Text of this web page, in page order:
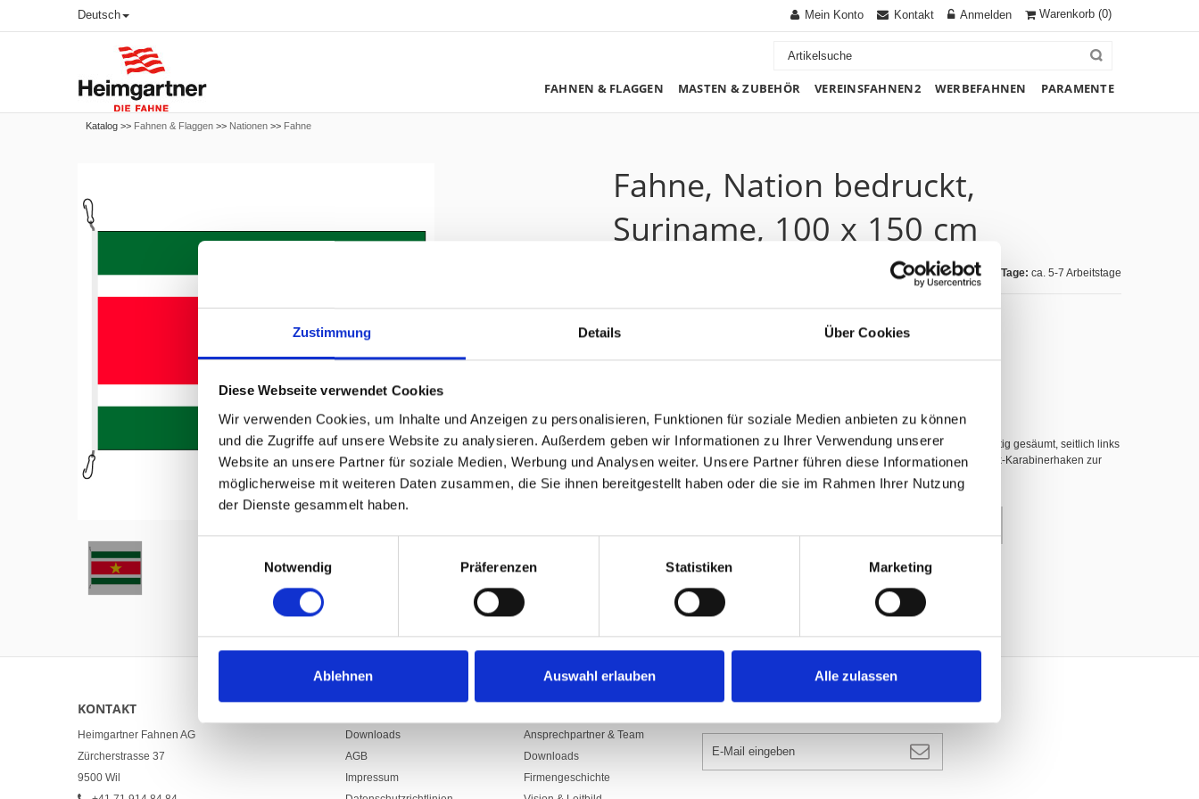
Zustimmung Details Über Cookies
Diese Webseite verwendet Cookies
Wir verwenden Cookies, um Inhalte und Anzeigen zu personalisieren, Funktionen für soziale Medien anbieten zu können
und die Zugriffe auf unsere Website zu analysieren. Außerdem geben wir Informationen zu Ihrer Verwendung unserer
Website an unsere Partner für soziale Medien, Werbung und Analysen weiter. Unsere Partner führen diese Informationen
möglicherweise mit weiteren Daten zusammen, die Sie ihnen bereitgestellt haben oder die sie im Rahmen Ihrer Nutzung
der Dienste gesammelt haben.
Notwendig
Präferenzen Statistiken Marketing
Ablehnen Auswahl erlauben Alle zulassen
Deutsch Warenkorb (0)
Mein Konto Kontakt Anmelden
FAHNEN & FLAGGEN MASTEN & ZUBEHÖR VEREINSFAHNEN2 WERBEFAHNEN PARAMENTE
Katalog >> Fahnen & Flaggen >> Nationen >> Fahne
Hover to zoom
Fahne, Nation bedruckt,
Suriname, 100 x 150 cm
Lieferzeit Tage: ca. 5-7 Arbeitstage
97.50 CHF
Art.Nr: A001310
1300.SDS100SUR
Aus Polyesterstoff 160/165 gr./m2​, schwer entflammbar nach DIN 4102 B1, 3-seitig gesäumt, seitlich links
mit Gurte, Seil und rostfreien Karabinerhaken (INOX), dazwischen weisse Plastik-Karabinerhaken zur
Seilführung, Rückseite Spiegelbild.
KONTAKT
Heimgartner Fahnen AG
Zürcherstrasse 37
9500 Wil
LINKS
Downloads
AGB
Impressum
UNTERNEHMEN
Ansprechpartner & Team
Downloads
Firmengeschichte
NEWSLETTER ANMELDEN